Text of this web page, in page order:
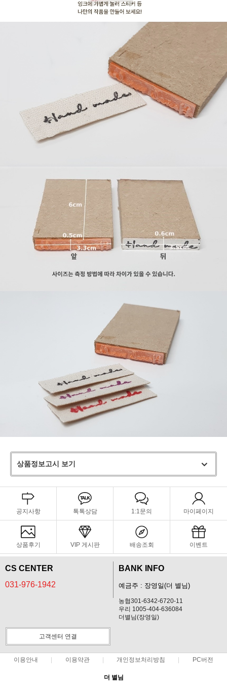
상품정보고시 보기
공지사항 톡톡상담 1:1문의 마이페이지
상품후기 VIP 게시판 배송조회 이벤트
CS CENTER
031-976-1942
BANK INFO
예금주 : 장영일(더 별님)
농협301-6342-6720-11
우리 1005-404-636084
더별님(장영일)
고객센터 연결
이용안내 이용약관 개인정보처리방침 PC버전
더 별님